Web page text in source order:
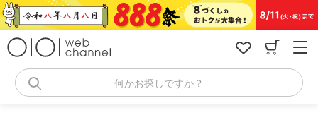
コ
ン
何かお探しですか？